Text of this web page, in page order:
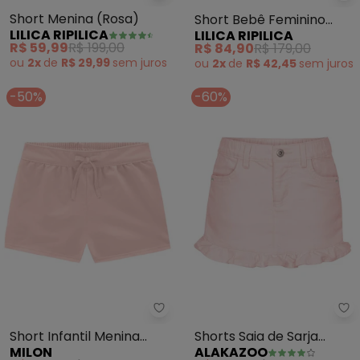
Short Menina (Rosa)
LILICA RIPILICA
R$ 59,99R$ 199,00
ou 2x de R$ 29,99 sem juros
Short Bebê Feminino
(Rosa)
LILICA RIPILICA
R$ 84,90R$ 179,00
ou 2x de R$ 42,45 sem juros
-50%
Milon - Short Infantil Menina
Short Infantil Menina
Básico (Rosa)
MILON
-60%
Shorts Saia de Sarja
Infantil com Babado
ALAKAZOO